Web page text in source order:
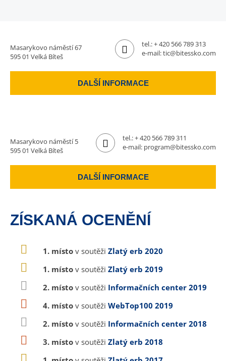
Masarykovo náměstí 67
595 01 Velká Bíteš
tel.:+ 420 566 789 313
e-mail:tic@bitessko.com
DALŠÍ INFORMACE
Masarykovo náměstí 5
595 01 Velká Bíteš
tel.:+ 420 566 789 311
e-mail: program@bitessko.com
DALŠÍ INFORMACE
ZÍSKANÁ OCENĚNÍ
1. místo v soutěži Zlatý erb 2020
1. místo v soutěži Zlatý erb 2019
2. místo v soutěži Informačních center 2019
4. místo v soutěži WebTop100 2019
2. místo v soutěži Informačních center 2018
3. místo v soutěži Zlatý erb 2018